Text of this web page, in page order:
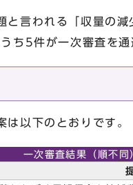
言われる「収量の
ち5件が一次審査を通
以下のとおりです。
一次審査結果（順不同